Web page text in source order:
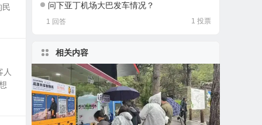
民
人
问下亚丁机场大巴发车情况？
1 回答 1 投票
相关内容